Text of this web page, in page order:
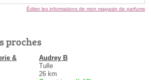
Éditer les informations de mon magasin de parfums
proches
&
Audrey B
Tulle
26 km